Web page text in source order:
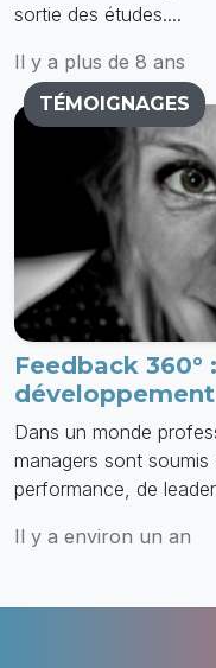
sortie des études....
Il y a plus de 8 ans
TÉMOIGNAGES
Feedback
Dans un monde
managers sont
performance, de
Il y a environ un an